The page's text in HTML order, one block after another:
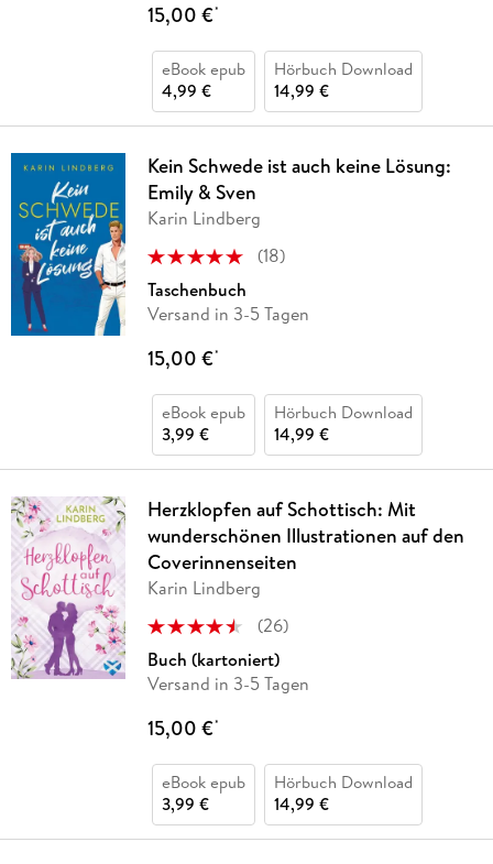
15,00 €*
eBook epub
4,99 €
Hörbuch Download
14,99 €
Kein Schwede ist auch keine Lösung:
Emily & Sven
Karin Lindberg
(18)
Taschenbuch
Versand in 3-5 Tagen
15,00 €*
eBook epub
3,99 €
Hörbuch Download
14,99 €
Herzklopfen auf Schottisch: Mit
wunderschönen Illustrationen auf den
Coverinnenseiten
Karin Lindberg
(26)
Buch (kartoniert)
Versand in 3-5 Tagen
15,00 €*
eBook epub
3,99 €
Hörbuch Download
14,99 €